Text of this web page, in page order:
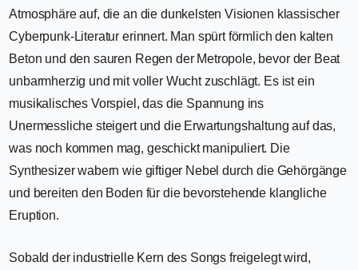
Atmosphäre auf, die an die dunkelsten Visionen klassischer
Cyberpunk-Literatur erinnert. Man spürt förmlich den kalten
Beton und den sauren Regen der Metropole, bevor der Beat
unbarmherzig und mit voller Wucht zuschlägt. Es ist ein
musikalisches Vorspiel, das die Spannung ins
Unermessliche steigert und die Erwartungshaltung auf das,
was noch kommen mag, geschickt manipuliert. Die
Synthesizer wabern wie giftiger Nebel durch die Gehörgänge
und bereiten den Boden für die bevorstehende klangliche
Eruption.
Sobald der industrielle Kern des Songs freigelegt wird,